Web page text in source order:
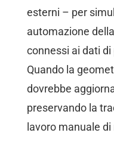
esterni – per
automazione
connessi ai dati
Quando la
dovrebbe
preservando la
lavoro manuale